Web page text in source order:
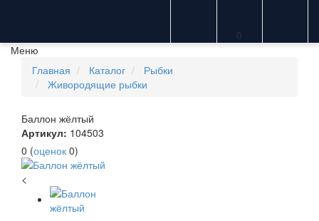
0
Меню
Главная
Каталог
Рыбки
Живородящие рыбки
Баллон жёлтый
Артикул: 104503
0 (оценок 0)
<